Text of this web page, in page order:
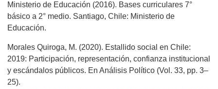
Ministerio de Educación (2016). Bases curriculares 7°
básico a 2° medio. Santiago, Chile: Ministerio de
Educación.
Morales Quiroga, M. (2020). Estallido social en Chile:
2019: Participación, representación, confianza institucional
y escándalos públicos. En Análisis Político (Vol. 33, pp. 3–
25).